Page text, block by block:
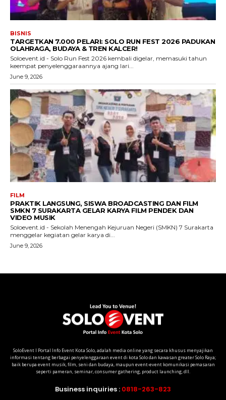
SoloEvent I Portal Info Event Kota Solo, adalah media online yang secara khusus menyajikan
informasi tentang berbagai penyelenggaraan event di kota Solo dan kawasan greater Solo Raya;
baik berupa event musik, film, seni dan budaya, maupun event-event komunikasi pemasaran
seperti pameran, seminar, consumer gathering, product launching, dll.
Business inquiries : 0818-263-823